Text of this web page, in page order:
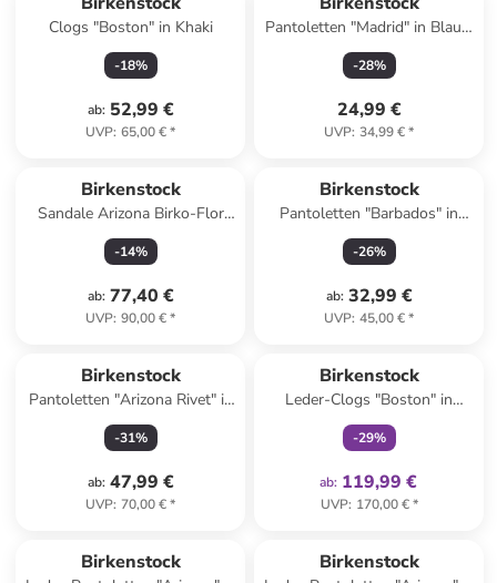
Clogs "Boston" in Khaki
-18%
ab: 52,99 €
UVP: 65,00 €*
Pantoletten "Madrid" in Blau -
Weite S
-28%
24,99 €
UVP: 34,99 €*
Birkenstock
Sandale Arizona Birko-Flor
normal in schwarz
-14%
ab: 77,40 €
UVP: 90,00 €*
Birkenstock
Pantoletten "Barbados" in
Schwarz
-26%
ab: 32,99 €
UVP: 45,00 €*
Birkenstock
Pantoletten "Arizona Rivet" in
Schwarz
-31%
ab: 47,99 €
UVP: 70,00 €*
Birkenstock
Leder-Clogs "Boston" in
Braun
-29%
ab: 119,99 €
UVP: 170,00 €*
Birkenstock Birkenstock